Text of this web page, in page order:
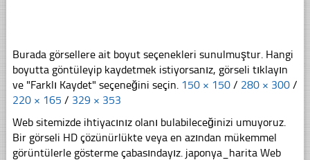
Burada görsellere ait boyut seçenekleri sunulmuştur. Hangi
boyutta göntüleyip kaydetmek istiyorsanız, görseli tıklayın
ve "Farklı Kaydet" seçeneğini seçin. 150 × 150 / 280 × 300 /
220 × 165 / 329 × 353
Web sitemizde ihtiyacınız olanı bulabileceğinizi umuyoruz.
Bir görseli HD çözünürlükte veya en azından mükemmel
görüntülerle gösterme çabasındayız. japonya_harita Web